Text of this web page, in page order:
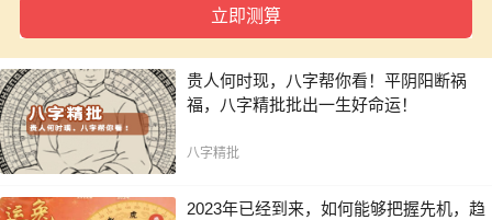
贵人何时现，八字帮你看！平阴阳断祸
福，八字精批批出一生好命运！
八字精批
2023年已经到来，如何能够把握先机，趋